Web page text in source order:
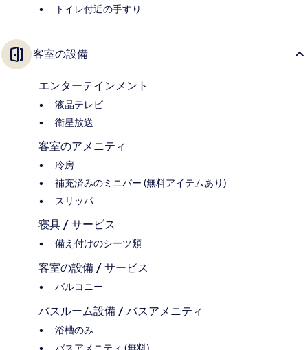
トイレ付近の手すり
客室の設備
エンターテインメント
液晶テレビ
衛星放送
客室のアメニティ
冷房
補充済みのミニバー (無料アイテムあり)
スリッパ
寝具 / サービス
備え付けのシーツ類
客室の設備 / サービス
バルコニー
バスルーム設備 / バスアメニティ
浴槽のみ